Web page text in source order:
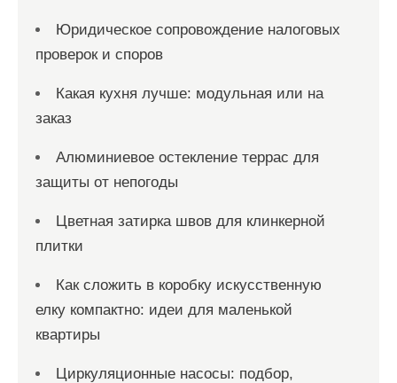
Юридическое сопровождение налоговых
проверок и споров
Какая кухня лучше: модульная или на
заказ
Алюминиевое остекление террас для
защиты от непогоды
Цветная затирка швов для клинкерной
плитки
Как сложить в коробку искусственную
елку компактно: идеи для маленькой
квартиры
Циркуляционные насосы: подбор,